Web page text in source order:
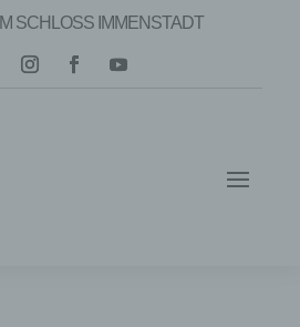
IM SCHLOSS IMMENSTADT